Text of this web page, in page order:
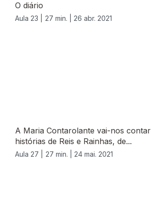
O diário
Aula 23 | 27 min. | 26 abr. 2021
A Maria Contarolante vai-nos contar
histórias de Reis e Rainhas, de...
Aula 27 | 27 min. | 24 mai. 2021